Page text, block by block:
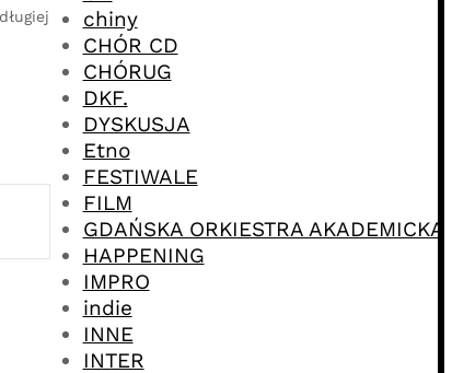
chiny
CHÓR CD
CHÓRUG
DKF.
DYSKUSJA
Etno
FESTIWALE
FILM
GDAŃSKA ORKIESTRA AKADEMICKA
HAPPENING
IMPRO
indie
INNE
INTER